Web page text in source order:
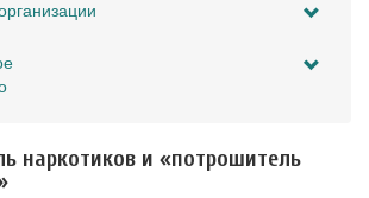
наркотиков и «потрошитель